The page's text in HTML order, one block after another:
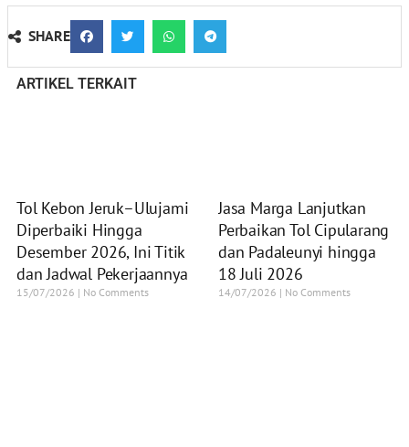
SHARE
ARTIKEL TERKAIT
Tol Kebon Jeruk–Ulujami
Diperbaiki Hingga
Desember 2026, Ini Titik
dan Jadwal Pekerjaannya
15/07/2026 No Comments
Jasa Marga Lanjutkan
Perbaikan Tol Cipularang
dan Padaleunyi hingga
18 Juli 2026
14/07/2026 No Comments